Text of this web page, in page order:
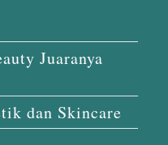
Juaranya
dan Skincare